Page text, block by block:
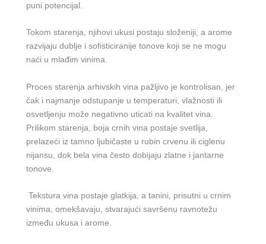
puni potencijal.
Tokom starenja, njihovi ukusi postaju složeniji, a arome
razvijaju dublje i sofisticiranije tonove koji se ne mogu
naći u mlađim vinima.
Proces starenja arhivskih vina pažljivo je kontrolisan, jer
čak i najmanje odstupanje u temperaturi, vlažnosti ili
osvetljenju može negativno uticati na kvalitet vina.
Prilikom starenja, boja crnih vina postaje svetlija,
prelazeći iz tamno ljubičaste u rubin crvenu ili ciglenu
nijansu, dok bela vina često dobijaju zlatne i jantarne
tonove.
Tekstura vina postaje glatkija, a tanini, prisutni u crnim
vinima, omekšavaju, stvarajući savršenu ravnotežu
između ukusa i arome.